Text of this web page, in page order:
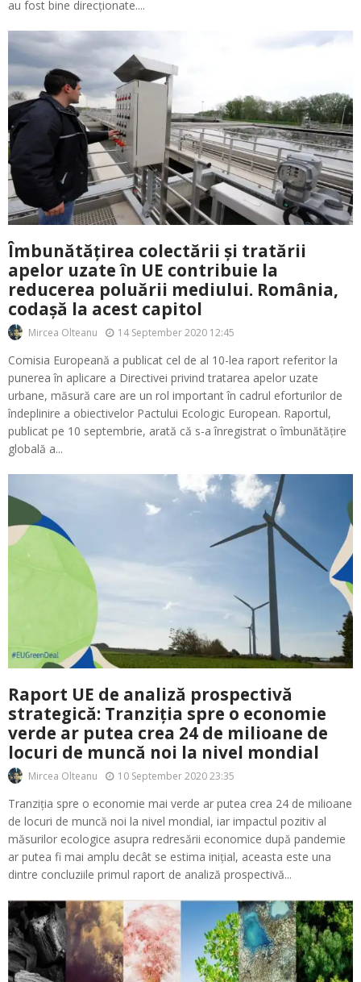
au fost bine direcționate....
Îmbunătățirea colectării și tratării
apelor uzate în UE contribuie la
reducerea poluării mediului. România,
codașă la acest capitol
Mircea Olteanu 14 September 2020 12:45
Comisia Europeană a publicat cel de al 10-lea raport referitor la
punerea în aplicare a Directivei privind tratarea apelor uzate
urbane, măsură care are un rol important în cadrul eforturilor de
îndeplinire a obiectivelor Pactului Ecologic European. Raportul,
publicat pe 10 septembrie, arată că s-a înregistrat o îmbunătățire
globală a...
Raport UE de analiză prospectivă
strategică: Tranziția spre o economie
verde ar putea crea 24 de milioane de
locuri de muncă noi la nivel mondial
Mircea Olteanu 10 September 2020 23:35
Tranziția spre o economie mai verde ar putea crea 24 de milioane
de locuri de muncă noi la nivel mondial, iar impactul pozitiv al
măsurilor ecologice asupra redresării economice după pandemie
ar putea fi mai amplu decât se estima inițial, aceasta este una
dintre concluziile primul raport de analiză prospectivă...